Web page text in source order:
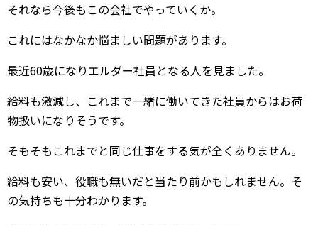
それなら今後もこの会社でやっていくか。
これにはなかなか悩ましい問題があります。
最近60歳になりエルダー社員となる人を見ました。
給料も激減し、これまで一緒に働いてきた社員からはお荷
物扱いになりそうです。
そもそもこれまでと同じ仕事をする気が全くありません。
給料も安い、役職も無いだと当たり前かもしれません。そ
の気持ちも十分わかります。